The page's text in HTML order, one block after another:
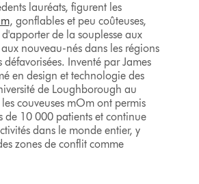
lauréats, figurent les
, gonflables et peu coûteuses,
de la souplesse aux
nouveau-nés dans les régions
Inventé par James
en design et technologie des
de Loughborough au
couveuses mOm ont permis
de 10 000 patients et continue
dans le monde entier, y
zones de conflit comme